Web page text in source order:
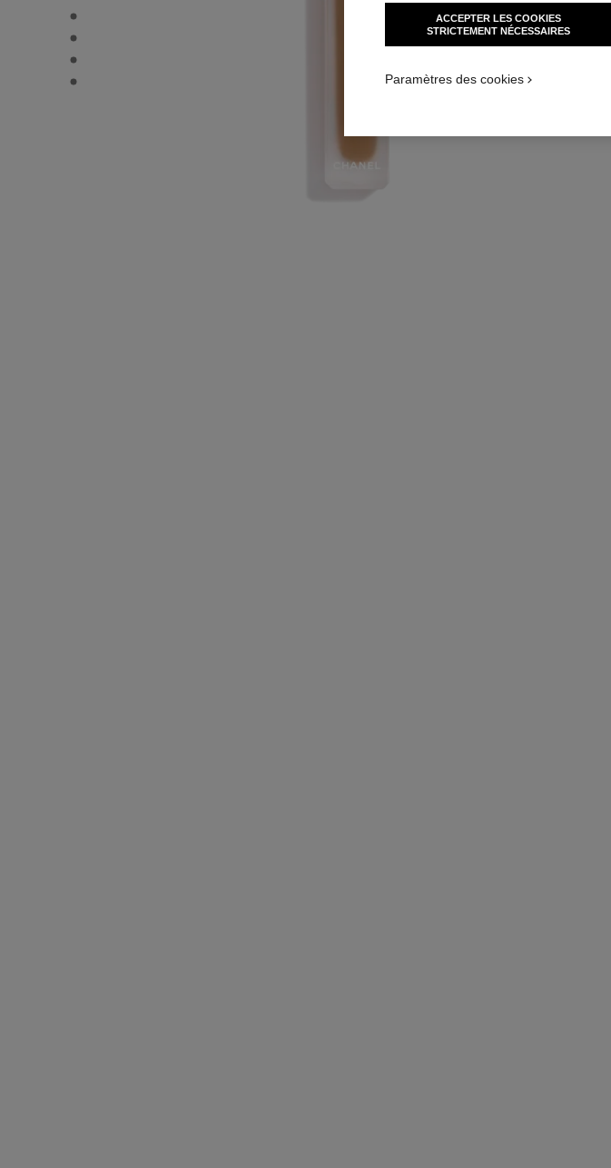
ULTRA LE TEINT LE CORRECTEUR - Vue alternative 1
ULTRA LE TEINT LE CORRECTEUR - Vue basique texture
ULTRA LE TEINT LE CORRECTEUR - product.packShot.APPLICATION_VISUAL_1
ULTRA LE TEINT LE CORRECTEUR - product.packShot.APPLICATION_VISUAL_2
ACCEPTER LES COOKIES
STRICTEMENT NÉCESSAIRES
Paramètres des cookies